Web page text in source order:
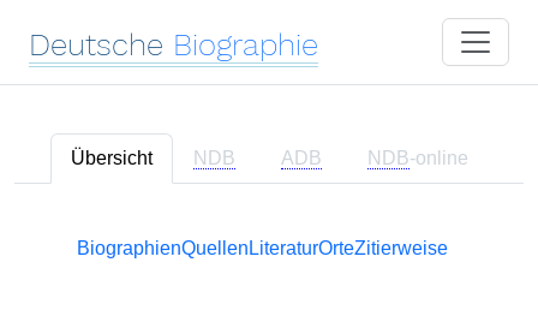
Deutsche Biographie
Übersicht NDB ADB NDB-online
BiographienQuellen LiteraturOrteZitierweise